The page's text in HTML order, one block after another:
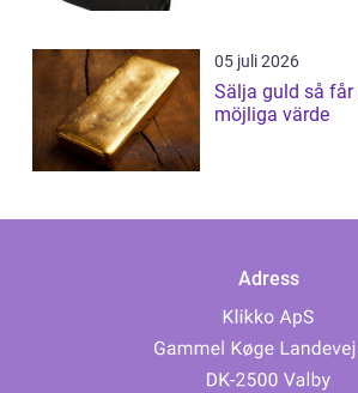
05 juli 2026
Sälja guld så får du ut mesta
möjliga värde
Adress